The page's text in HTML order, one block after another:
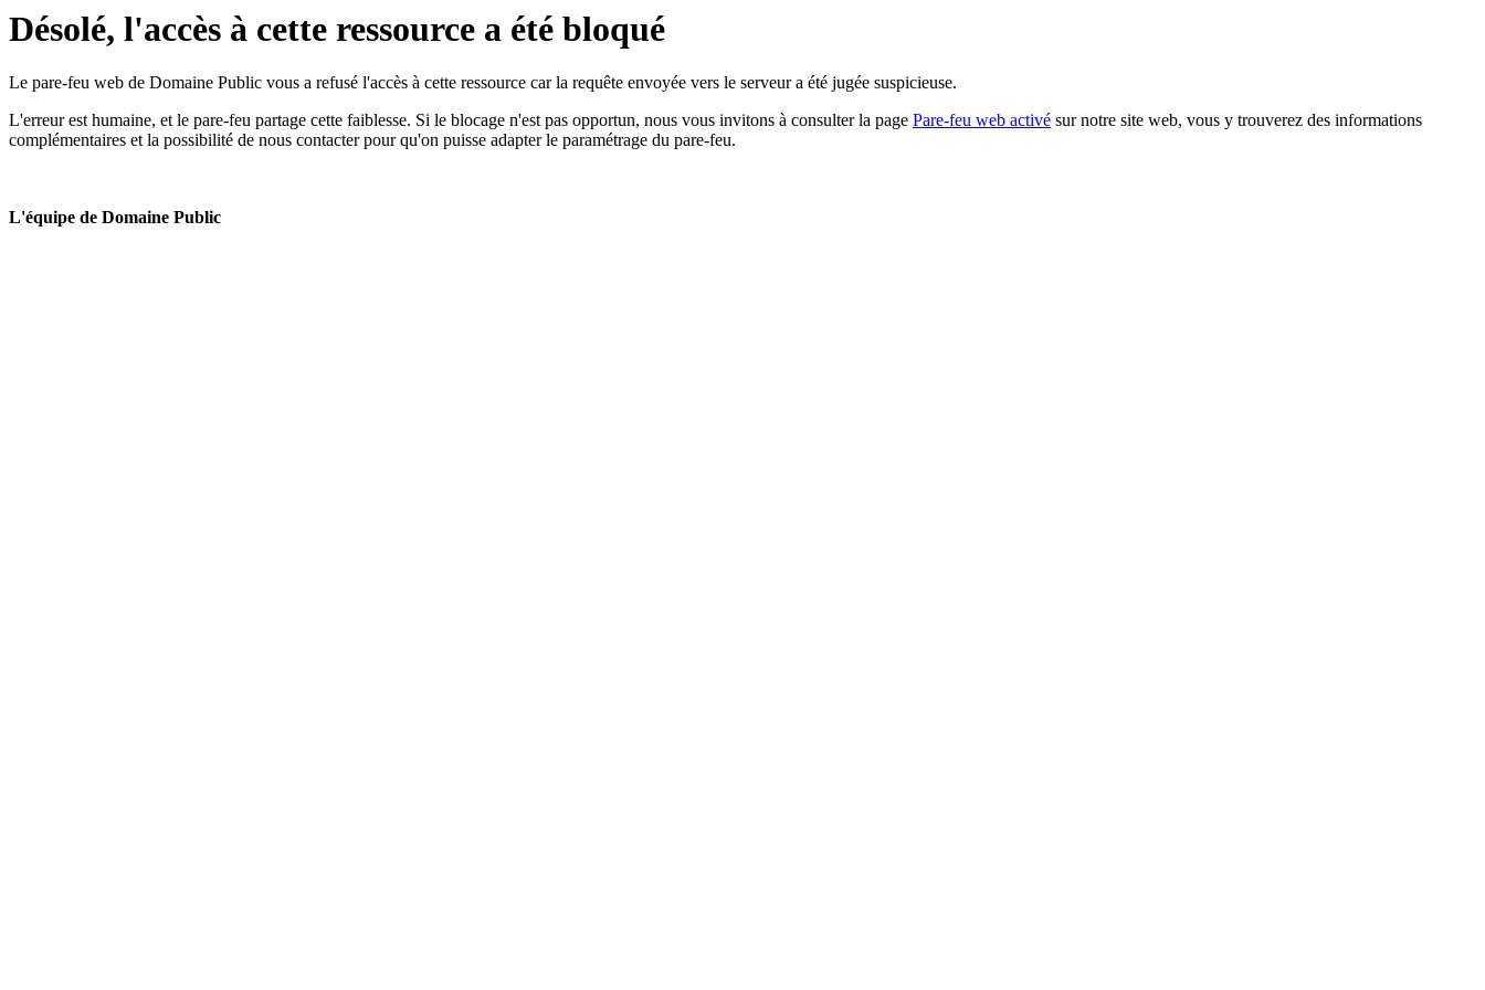
Désolé, l'accès à cette ressource a été bloqué
Le pare-feu web de Domaine Public vous a refusé l'accès à cette ressource car la requête envoyée vers le serveur a été jugée suspicieuse.
L'erreur est humaine, et le pare-feu partage cette faiblesse. Si le blocage n'est pas opportun, nous vous invitons à consulter la page Pare-feu web activé sur notre site web, vous y trouverez des informations
complémentaires et la possibilité de nous contacter pour qu'on puisse adapter le paramétrage du pare-feu.
L'équipe de Domaine Public